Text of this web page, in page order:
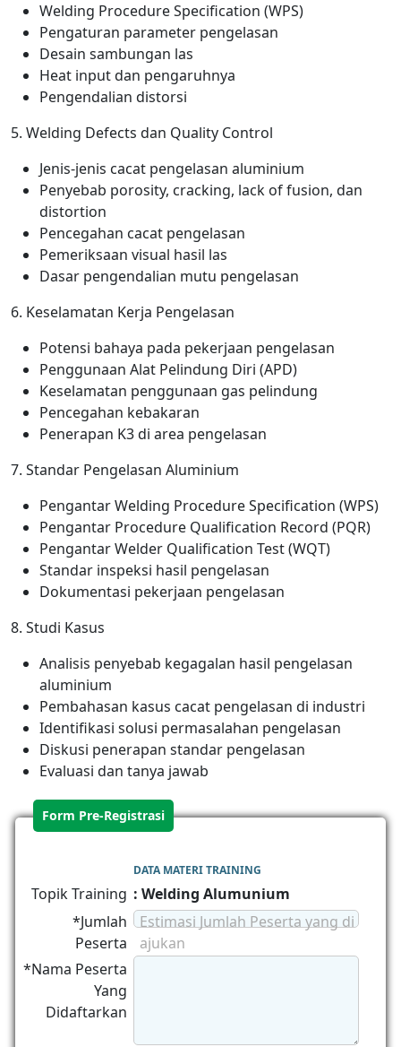
Welding Procedure Specification (WPS)
Pengaturan parameter pengelasan
Desain sambungan las
Heat input dan pengaruhnya
Pengendalian distorsi
5. Welding Defects dan Quality Control
Jenis-jenis cacat pengelasan aluminium
Penyebab porosity, cracking, lack of fusion, dan
distortion
Pencegahan cacat pengelasan
Pemeriksaan visual hasil las
Dasar pengendalian mutu pengelasan
6. Keselamatan Kerja Pengelasan
Potensi bahaya pada pekerjaan pengelasan
Penggunaan Alat Pelindung Diri (APD)
Keselamatan penggunaan gas pelindung
Pencegahan kebakaran
Penerapan K3 di area pengelasan
7. Standar Pengelasan Aluminium
Pengantar Welding Procedure Specification (WPS)
Pengantar Procedure Qualification Record (PQR)
Pengantar Welder Qualification Test (WQT)
Standar inspeksi hasil pengelasan
Dokumentasi pekerjaan pengelasan
8. Studi Kasus
Analisis penyebab kegagalan hasil pengelasan
aluminium
Pembahasan kasus cacat pengelasan di industri
Identifikasi solusi permasalahan pengelasan
Diskusi penerapan standar pengelasan
Evaluasi dan tanya jawab
Form Pre-Registrasi
DATA MATERI TRAINING
Topik Training : Welding Alumunium
*Jumlah
Peserta
Estimasi Jumlah Peserta yang di
ajukan
*Nama Peserta
Yang
Didaftarkan